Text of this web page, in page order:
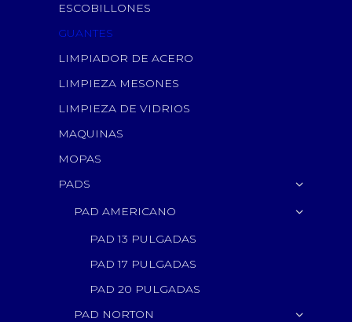
ESCOBILLONES
GUANTES
LIMPIADOR DE ACERO
LIMPIEZA MESONES
LIMPIEZA DE VIDRIOS
MAQUINAS
MOPAS
PADS
PAD AMERICANO
PAD 13 PULGADAS
PAD 17 PULGADAS
PAD 20 PULGADAS
PAD NORTON